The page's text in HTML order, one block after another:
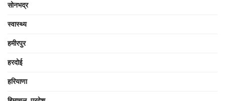
सोनभद्र
स्वास्थ्य
हमीरपुर
हरदोई
हरियाणा